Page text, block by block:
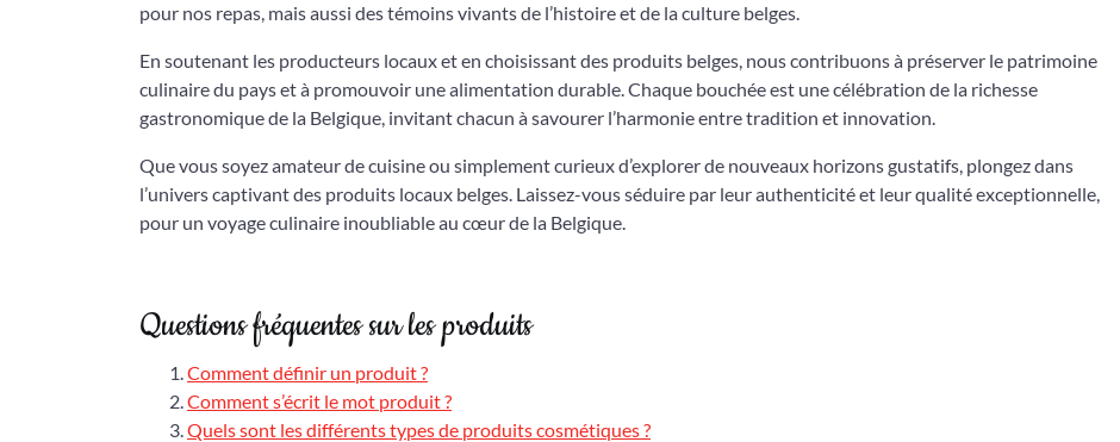
pour nos repas, mais aussi des témoins vivants de l’histoire et de la culture belges.
En soutenant les producteurs locaux et en choisissant des produits belges, nous contribuons à préserver le patrimoine
culinaire du pays et à promouvoir une alimentation durable. Chaque bouchée est une célébration de la richesse
gastronomique de la Belgique, invitant chacun à savourer l’harmonie entre tradition et innovation.
Que vous soyez amateur de cuisine ou simplement curieux d’explorer de nouveaux horizons gustatifs, plongez dans
l’univers captivant des produits locaux belges. Laissez-vous séduire par leur authenticité et leur qualité exceptionnelle,
pour un voyage culinaire inoubliable au cœur de la Belgique.
Questions fréquentes sur les produits
Comment définir un produit ?
Comment s’écrit le mot produit ?
Quels sont les différents types de produits cosmétiques ?